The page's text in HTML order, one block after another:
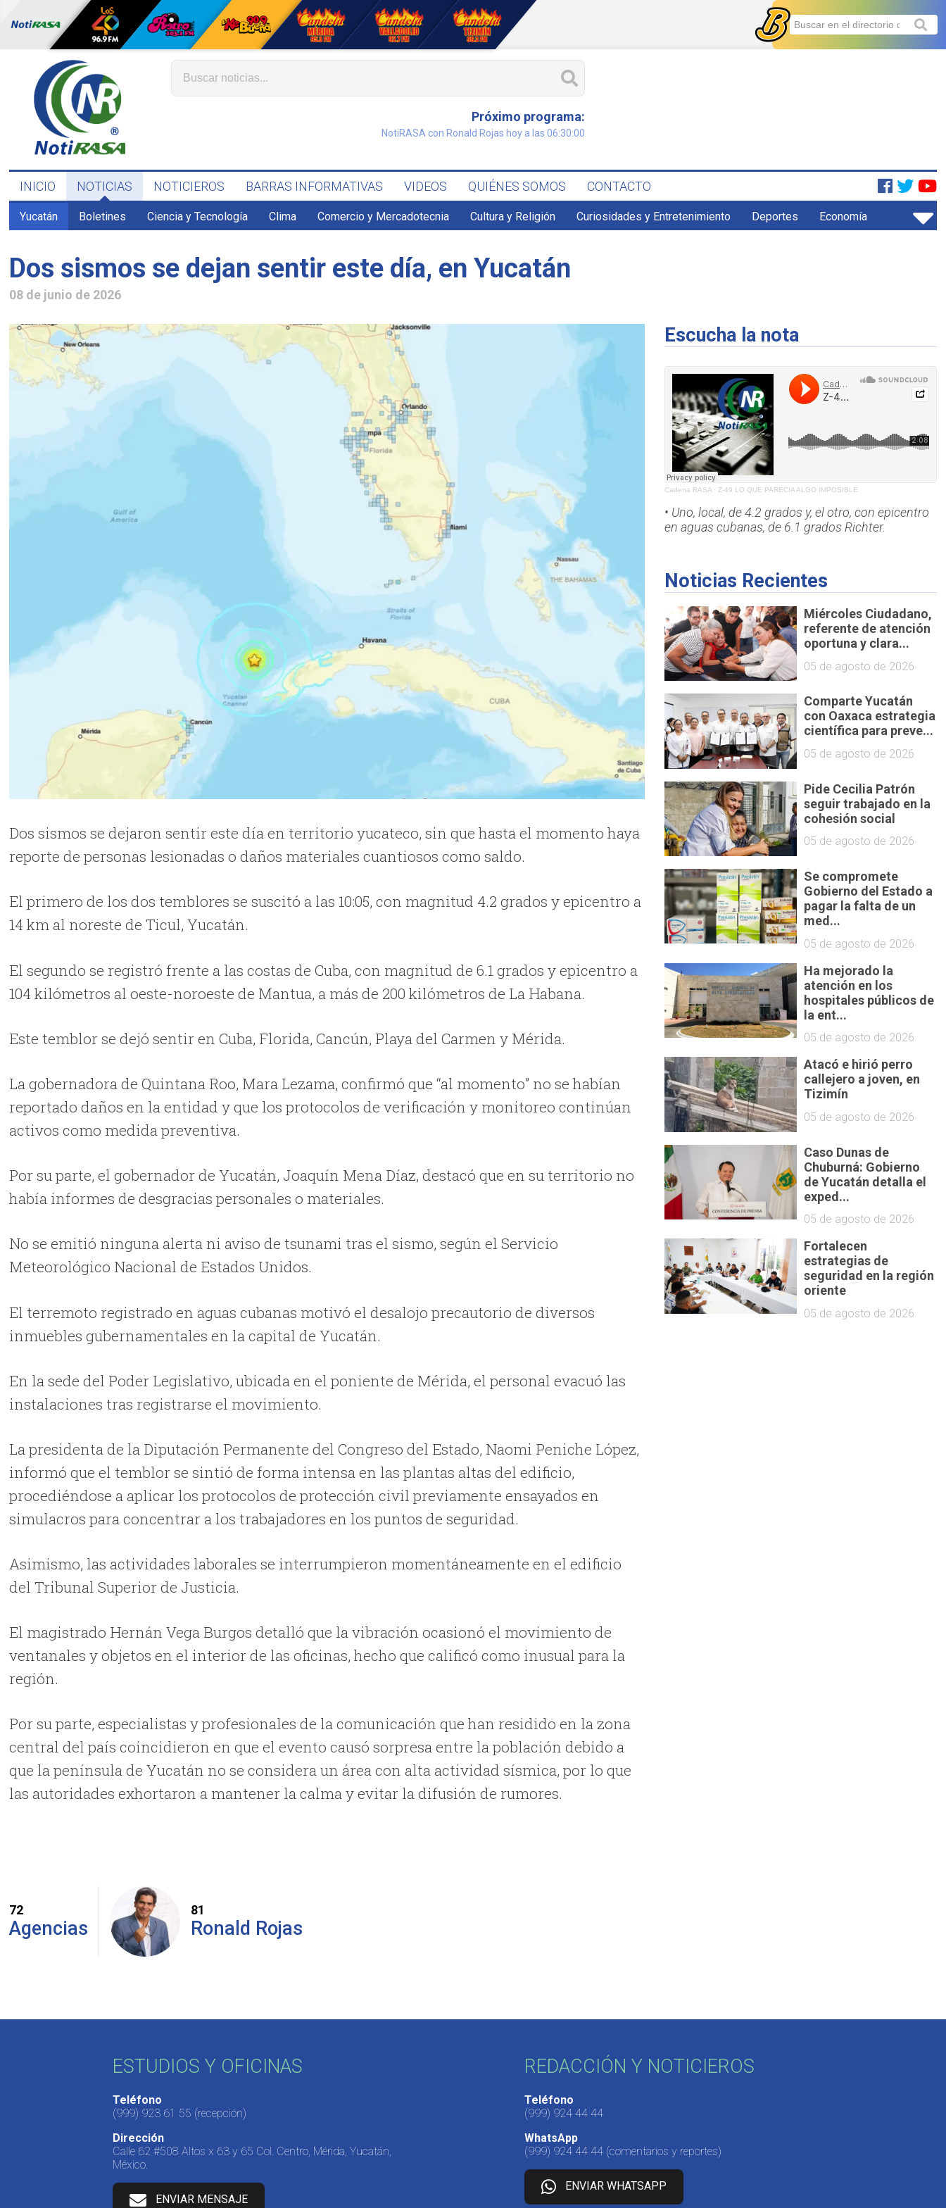
Próximo programa:
NotiRASA con Ronald Rojas hoy a las 06:30:00
INICIO NOTICIAS NOTICIEROS BARRAS INFORMATIVAS VIDEOS QUIÉNES SOMOS CONTACTO
Yucatán Boletines Ciencia y Tecnología Clima Comercio y Mercadotecnia Cultura y Religión Curiosidades y Entretenimiento Deportes Economía
Dos sismos se dejan sentir este día, en Yucatán
08 de junio de 2026
Dos sismos se dejaron sentir este día en territorio yucateco, sin que hasta el momento haya
reporte de personas lesionadas o daños materiales cuantiosos como saldo.
El primero de los dos temblores se suscitó a las 10:05, con magnitud 4.2 grados y epicentro a
14 km al noreste de Ticul, Yucatán.
El segundo se registró frente a las costas de Cuba, con magnitud de 6.1 grados y epicentro a
104 kilómetros al oeste-noroeste de Mantua, a más de 200 kilómetros de La Habana.
Este temblor se dejó sentir en Cuba, Florida, Cancún, Playa del Carmen y Mérida.
La gobernadora de Quintana Roo, Mara Lezama, confirmó que “al momento” no se habían
reportado daños en la entidad y que los protocolos de verificación y monitoreo continúan
activos como medida preventiva.
Por su parte, el gobernador de Yucatán, Joaquín Mena Díaz, destacó que en su territorio no
había informes de desgracias personales o materiales.
No se emitió ninguna alerta ni aviso de tsunami tras el sismo, según el Servicio
Meteorológico Nacional de Estados Unidos.
El terremoto registrado en aguas cubanas motivó el desalojo precautorio de diversos
inmuebles gubernamentales en la capital de Yucatán.
En la sede del Poder Legislativo, ubicada en el poniente de Mérida, el personal evacuó las
instalaciones tras registrarse el movimiento.
La presidenta de la Diputación Permanente del Congreso del Estado, Naomi Peniche López,
informó que el temblor se sintió de forma intensa en las plantas altas del edificio,
procediéndose a aplicar los protocolos de protección civil previamente ensayados en
simulacros para concentrar a los trabajadores en los puntos de seguridad.
Asimismo, las actividades laborales se interrumpieron momentáneamente en el edificio
del Tribunal Superior de Justicia.
El magistrado Hernán Vega Burgos detalló que la vibración ocasionó el movimiento de
ventanales y objetos en el interior de las oficinas, hecho que calificó como inusual para la
región.
Por su parte, especialistas y profesionales de la comunicación que han residido en la zona
central del país coincidieron en que el evento causó sorpresa entre la población debido a
que la península de Yucatán no se considera un área con alta actividad sísmica, por lo que
las autoridades exhortaron a mantener la calma y evitar la difusión de rumores.
72
Agencias
81
Ronald Rojas
Escucha la nota
Cadena RASA· Z-49 LO QUE PARECIA ALGO IMPOSIBLE
• Uno, local, de 4.2 grados y, el otro, con epicentro
en aguas cubanas, de 6.1 grados Richter.
Noticias Recientes
Miércoles Ciudadano,
referente de atención
oportuna y clara...
05 de agosto de 2026
Comparte Yucatán
con Oaxaca estrategia
científica para preve...
05 de agosto de 2026
Pide Cecilia Patrón
seguir trabajado en la
cohesión social
05 de agosto de 2026
Se compromete
Gobierno del Estado a
pagar la falta de un
med...
05 de agosto de 2026
Ha mejorado la
atención en los
hospitales públicos de
la ent...
05 de agosto de 2026
Atacó e hirió perro
callejero a joven, en
Tizimín
05 de agosto de 2026
Caso Dunas de
Chuburná: Gobierno
de Yucatán detalla el
exped...
05 de agosto de 2026
Fortalecen
estrategias de
seguridad en la región
oriente
05 de agosto de 2026
ESTUDIOS Y OFICINAS
Teléfono
(999) 923 61 55 (recepción)
Dirección
Calle 62 #508 Altos x 63 y 65 Col. Centro, Mérida, Yucatán,
México.
ENVIAR MENSAJE
REDACCIÓN Y NOTICIEROS
Teléfono
(999) 924 44 44
WhatsApp
(999) 924 44 44 (comentarios y reportes)
ENVIAR WHATSAPP